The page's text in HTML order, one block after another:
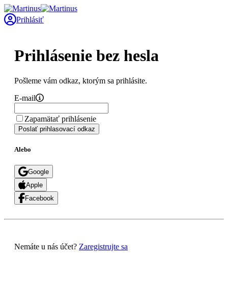
Prihlásiť
Prihlásenie bez hesla
Pošleme vám odkaz, ktorým sa prihlásite.
E-mail
Zapamätať prihlásenie
Poslať prihlasovací odkaz
Alebo
Google
Apple
Facebook
Nemáte u nás účet? Zaregistrujte sa